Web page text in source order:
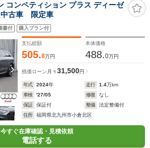
ンペティション プラス ディーゼ
古車 限定車
書付 購入プラン付
支払総額
505.8万円
本体価格
488.0万円
残価ローン 月々31,500円
年式 2024年 走行 1.4万km
車検
'27/05 修復
なし
保証
保証付 整備
法定整備付
住所
福岡県北九州市小倉北区
今すぐ在庫確認・見積依頼
電話する